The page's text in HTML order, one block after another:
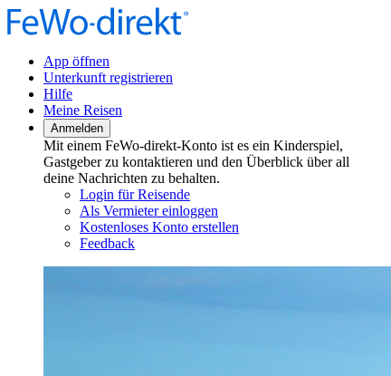
App öffnen
Unterkunft registrieren
Hilfe
Meine Reisen
Anmelden
Mit einem FeWo-direkt-Konto ist es ein Kinderspiel,
Gastgeber zu kontaktieren und den Überblick über all
deine Nachrichten zu behalten.
Login für Reisende
Als Vermieter einloggen
Kostenloses Konto erstellen
Feedback